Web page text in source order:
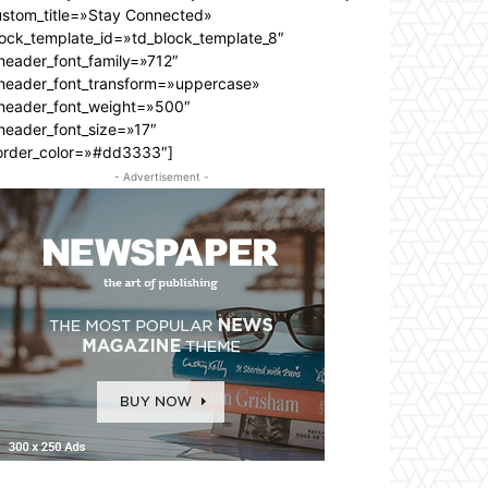
Connected»
- Advertisement -